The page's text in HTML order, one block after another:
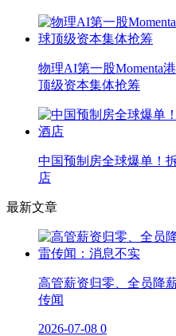
物理AI第一股Momenta
顶级资本集体抢筹
中国预制房全球爆单！
店
最新文章
高管薪资归零、全员降
传闻
2026-07-08 0